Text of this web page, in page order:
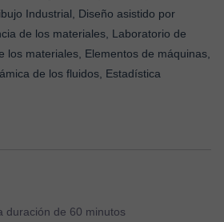
Industrial, Diseño asistido por
de los materiales, Laboratorio de
los materiales, Elementos de máquinas,
de los fluidos, Estadística
duración de 60 minutos